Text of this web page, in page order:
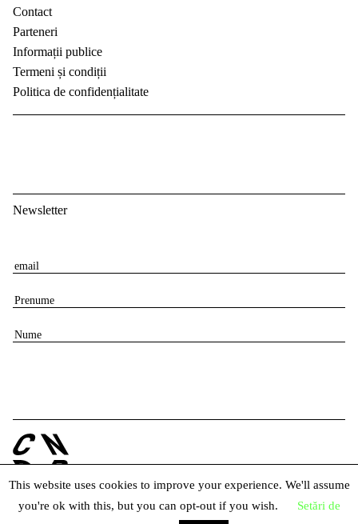
Contact
Parteneri
Informații publice
Termeni și condiții
Politica de confidențialitate
Newsletter
E
a
i
P
e
e
N
© 2026 Centrul Național al Dansului București
This website uses cookies to improve your experience. We'll assume
you're ok with this, but you can opt-out if you wish.
Setări de